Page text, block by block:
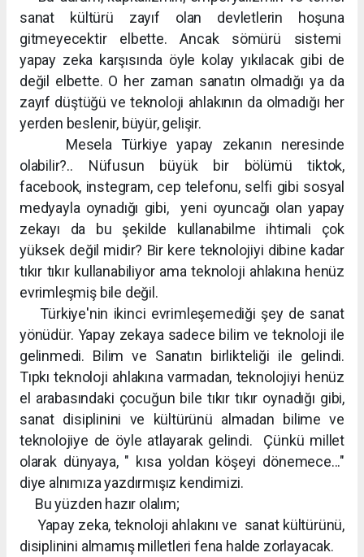
sanat kültürü zayıf olan devletlerin hoşuna
gitmeyecektir elbette. Ancak sömürü sistemi
yapay zeka karşısında öyle kolay yıkılacak gibi de
değil elbette. O her zaman sanatın olmadığı ya da
zayıf düştüğü ve teknoloji ahlakının da olmadığı her
yerden beslenir, büyür, gelişir.
Mesela Türkiye yapay zekanın neresinde
olabilir?.. Nüfusun büyük bir bölümü tiktok,
facebook, instegram, cep telefonu, selfi gibi sosyal
medyayla oynadığı gibi, yeni oyuncağı olan yapay
zekayı da bu şekilde kullanabilme ihtimali çok
yüksek değil midir? Bir kere teknolojiyi dibine kadar
tıkır tıkır kullanabiliyor ama teknoloji ahlakına henüz
evrimleşmiş bile değil.
Türkiye'nin ikinci evrimleşemediği şey de sanat
yönüdür. Yapay zekaya sadece bilim ve teknoloji ile
gelinmedi. Bilim ve Sanatın birlikteliği ile gelindi.
Tıpkı teknoloji ahlakına varmadan, teknolojiyi henüz
el arabasındaki çocuğun bile tıkır tıkır oynadığı gibi,
sanat disiplinini ve kültürünü almadan bilime ve
teknolojiye de öyle atlayarak gelindi. Çünkü millet
olarak dünyaya, " kısa yoldan köşeyi dönemece..."
diye alnımıza yazdırmışız kendimizi.
Bu yüzden hazır olalım;
Yapay zeka, teknoloji ahlakını ve sanat kültürünü,
disiplinini almamış milletleri fena halde zorlayacak.